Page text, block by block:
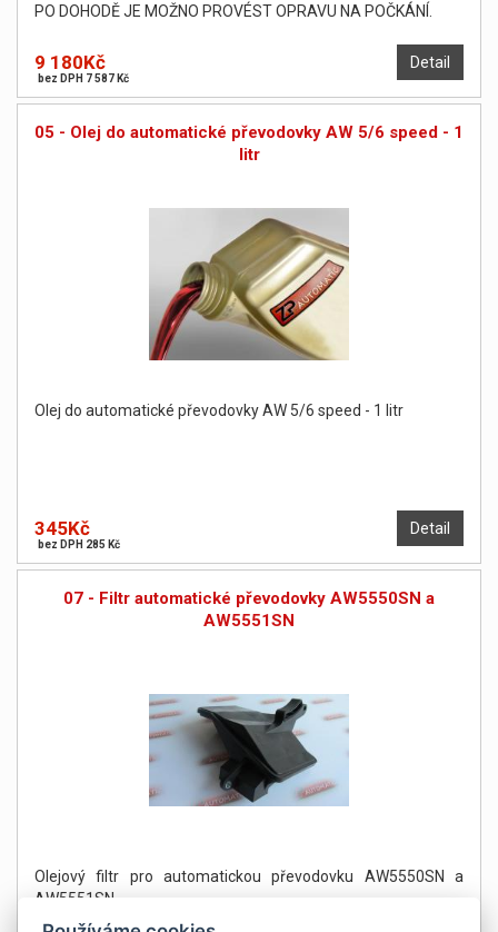
PO DOHODĚ JE MOŽNO PROVÉST OPRAVU NA POČKÁNÍ.
Detail
9 180Kč
bez DPH 7 587 Kč
05 - Olej do automatické převodovky AW 5/6 speed - 1
litr
Olej do automatické převodovky AW 5/6 speed - 1 litr
Detail
345Kč
bez DPH 285 Kč
07 - Filtr automatické převodovky AW5550SN a
AW5551SN
Olejový filtr pro automatickou převodovku AW5550SN a
AW5551SN